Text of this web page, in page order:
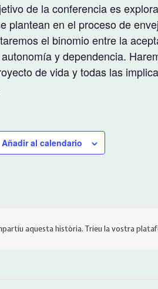
de la conferencia es
plantean en el proceso de
el binomio entre la
y dependencia.
de vida y todas las
Añadir al calendario
aquesta història. Trieu la vostra